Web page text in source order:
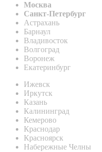
Москва
Санкт-Петербург
Астрахань
Барнаул
Владивосток
Волгоград
Воронеж
Екатеринбург
Ижевск
Иркутск
Казань
Калининград
Кемерово
Краснодар
Красноярск
Набережные Челны